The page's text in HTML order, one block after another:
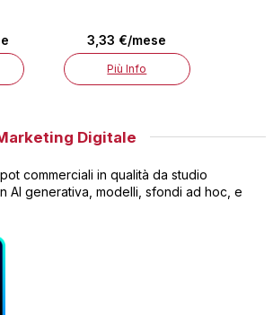
3,33 €/mese
Più Info
Digitale
commerciali in qualità da studio
AI generativa, modelli, sfondi ad hoc, e